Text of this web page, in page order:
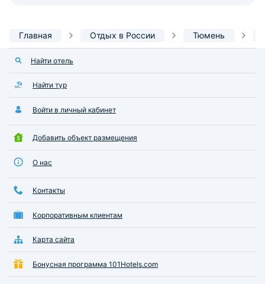
Главная Отдых в России Тюмень
Найти отель
Найти тур
Войти в личный кабинет
Добавить объект размещения
О нас
Контакты
Корпоративным клиентам
Карта сайта
Бонусная программа 101Hotels.com